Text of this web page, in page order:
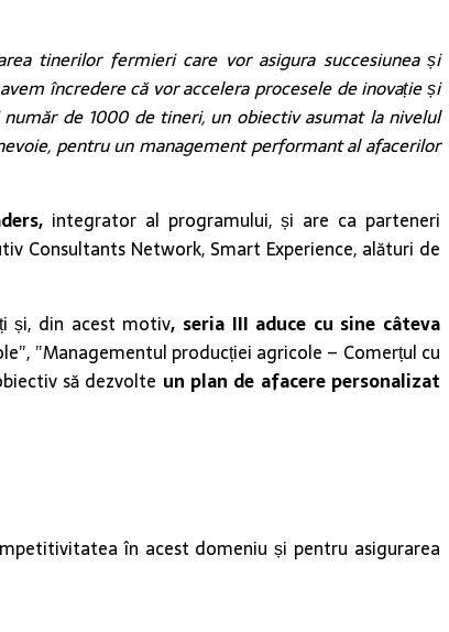
tinerilor fermieri care vor asigura succesiunea și
încredere că vor accelera procesele de inovație și
de 1000 de tineri, un obiectiv asumat la nivelul
pentru un management performant al afacerilor
integrator al programului, și are ca parteneri
Consultants Network, Smart Experience, alături de
și, din acest motiv, seria III aduce cu sine câteva
”Managementul producției agricole – Comerțul cu
să dezvolte un plan de afacere personalizat
în acest domeniu și pentru asigurarea